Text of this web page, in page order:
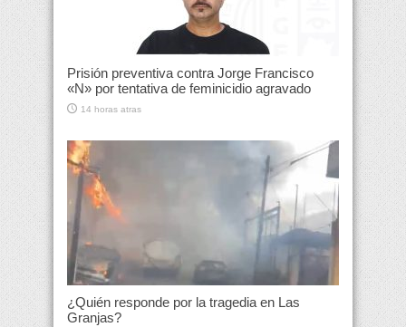
Prisión preventiva contra Jorge Francisco
«N» por tentativa de feminicidio agravado
14 horas atras
¿Quién responde por la tragedia en Las
Granjas?